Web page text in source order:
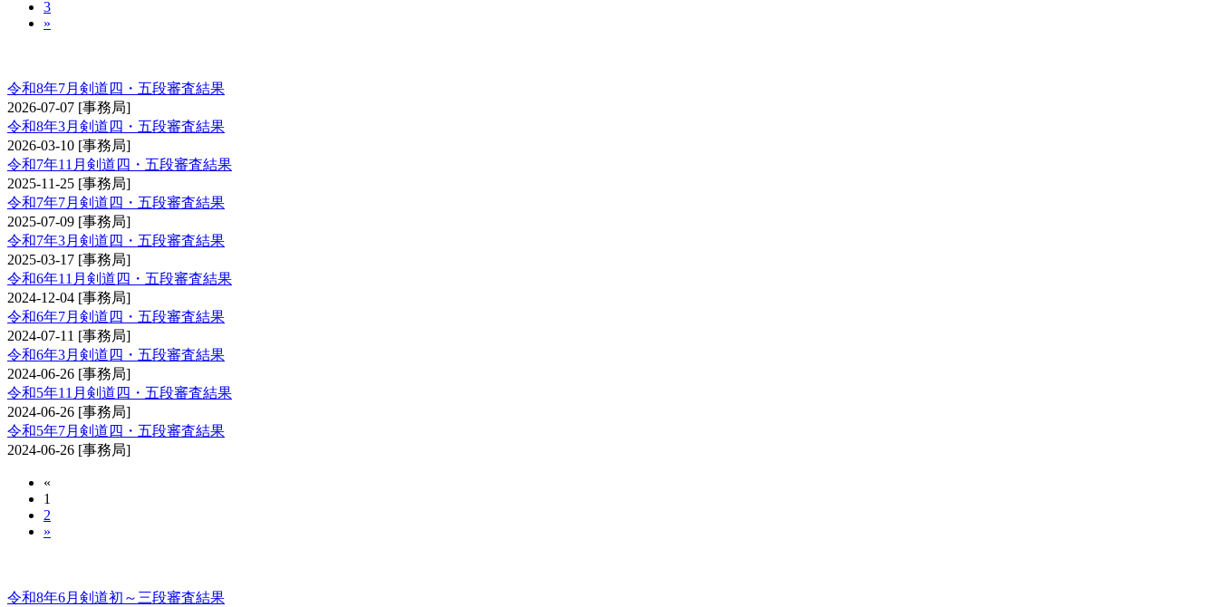
3
»
令和8年7月剣道四・五段審査結果
2026-07-07 [事務局]
令和8年3月剣道四・五段審査結果
2026-03-10 [事務局]
令和7年11月剣道四・五段審査結果
2025-11-25 [事務局]
令和7年7月剣道四・五段審査結果
2025-07-09 [事務局]
令和7年3月剣道四・五段審査結果
2025-03-17 [事務局]
令和6年11月剣道四・五段審査結果
2024-12-04 [事務局]
令和6年7月剣道四・五段審査結果
2024-07-11 [事務局]
令和6年3月剣道四・五段審査結果
2024-06-26 [事務局]
令和5年11月剣道四・五段審査結果
2024-06-26 [事務局]
令和5年7月剣道四・五段審査結果
2024-06-26 [事務局]
«
1
2
»
令和8年6月剣道初～三段審査結果